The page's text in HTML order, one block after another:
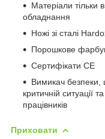
Матеріали тільки
обладнання
Ножі зі сталі
Порошкове
Сертифікати СЕ
Вимикач
критичній ситуації
працівників
Приховати